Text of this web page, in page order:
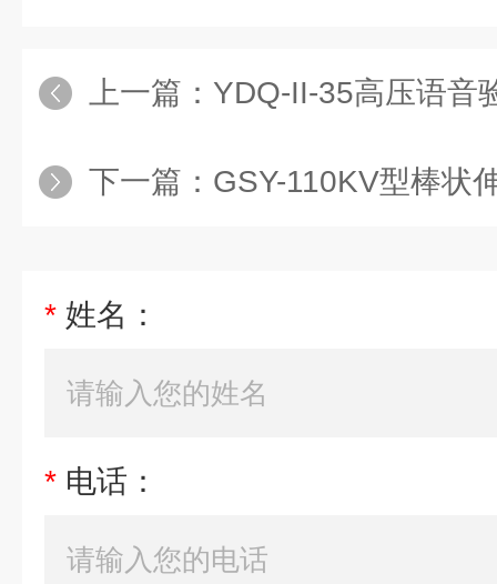
上一篇： YDQ-II-35高压语音
下一篇： GSY-110KV型棒状
* 姓名：
* 电话：